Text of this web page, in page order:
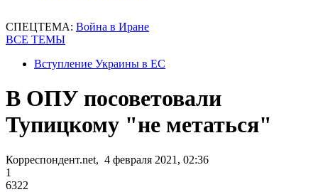
СПЕЦТЕМА: Война в Иране
ВСЕ ТЕМЫ
Вступление Украины в ЕС
В ОПУ посоветовали
Тупицкому "не метаться"
Корреспондент.net, 4 февраля 2021, 02:36
1
6322